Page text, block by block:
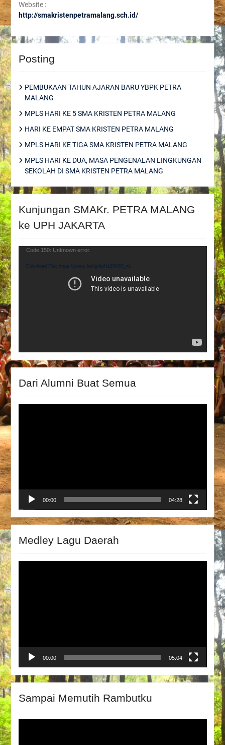
Website :
http://smakristenpetramalang.sch.id/
Posting
PEMBUKAAN TAHUN AJARAN BARU YBPK PETRA
MALANG
MPLS HARI KE 5 SMA KRISTEN PETRA MALANG
HARI KE EMPAT SMA KRISTEN PETRA MALANG
MPLS HARI KE TIGA SMA KRISTEN PETRA MALANG
MPLS HARI KE DUA, MASA PENGENALAN LINGKUNGAN
SEKOLAH DI SMA KRISTEN PETRA MALANG
Kunjungan SMAKr. PETRA MALANG
ke UPH JAKARTA
Video
Code 150: Unknown error.
Download File: https://youtu.be/tjyApHzZWi8?_=1
Dari Alumni Buat Semua
00:00 04:28
Medley Lagu Daerah
00:00 05:04
Sampai Memutih Rambutku